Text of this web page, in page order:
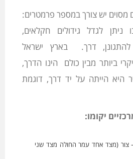
מסוים יש צורך במספר פרמטרים:
לגדל גידולים חקלאים,
להתגונן, דרך. בארץ ישראל
ביותר מבין כולם הינו הדרך,
היא הייתה על יד דרך, דוגמת
יקומו:
צור (מצד אחד עמר החולה מצד שני